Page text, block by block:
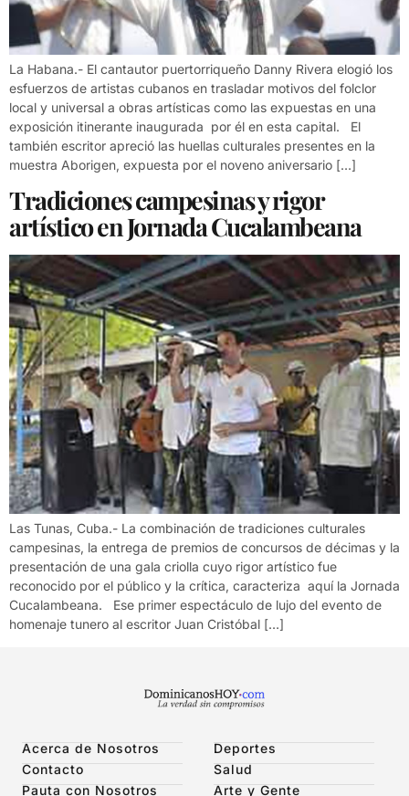
La Habana.- El cantautor puertorriqueño Danny Rivera elogió los
esfuerzos de artistas cubanos en trasladar motivos del folclor
local y universal a obras artísticas como las expuestas en una
exposición itinerante inaugurada por él en esta capital. El
también escritor apreció las huellas culturales presentes en la
muestra Aborigen, expuesta por el noveno aniversario […]
Tradiciones campesinas y rigor
artístico en Jornada Cucalambeana
Las Tunas, Cuba.- La combinación de tradiciones culturales
campesinas, la entrega de premios de concursos de décimas y la
presentación de una gala criolla cuyo rigor artístico fue
reconocido por el público y la crítica, caracteriza aquí la Jornada
Cucalambeana. Ese primer espectáculo de lujo del evento de
homenaje tunero al escritor Juan Cristóbal […]
Acerca de Nosotros
Contacto
Pauta con Nosotros
Deportes
Salud
Arte y Gente